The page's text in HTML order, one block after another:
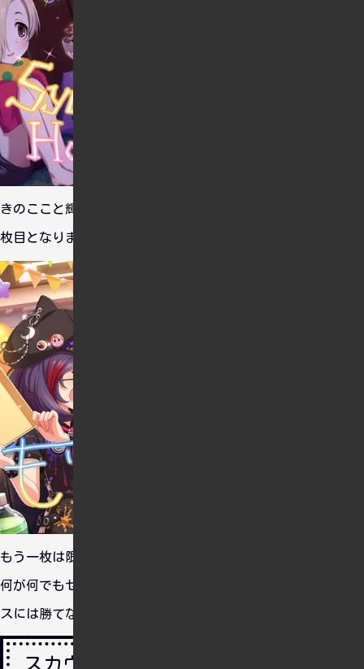
きのここと輝子ちゃんをお迎え。これでパッションのSSRは６
枚目となりました。
もう一枚は限定の森久保さん。このこかなり強いです。今まで
何が何でもセンターに文香を配していましたが、このステータ
スには勝てなかったよ・・・。
スカウトチケット